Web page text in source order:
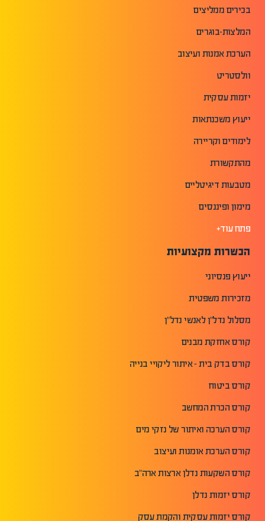
בכירים ממליצים
המלצות-בוגרים
הערכת אמנות ועיצוב
וולסטריט
יזמות עסקית
ייעוץ משכנתאות
לימודים וקריירה
מהתקשורת
מטבעות דיגיטליים
מימון ופיננסים
פתח עוד+
הכשרות מקצועיות
ייעוץ פנסיוני
מזכירות משפטית
מסלול נדל"ן לאנשי נדל"ן
קורס אחזקת מבנים
קורס בדק בית - איתור ליקויי בנייה
קורס ביטוח
קורס הכרת המחשב
קורס הערכה ואיתור של נזקי מים
קורס הערכת אומנות ועיצוב
קורס השקעות נדלן ארצות ארה"ב
קורס יזמות נדלן
קורס יזמות עסקית והקמת עסק